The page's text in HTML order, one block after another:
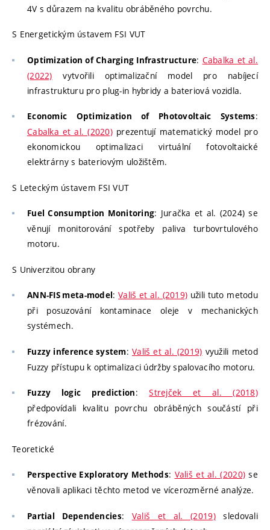
4V s důrazem na kvalitu obráběného povrchu.
S Energetickým ústavem FSI VUT
Optimization of Charging Infrastructure: Cabalka et al.
(2022) vytvořili optimalizační model pro nabíjecí
infrastrukturu pro plug-in hybridy a bateriová vozidla.
Economic Optimization of Photovoltaic Systems:
Cabalka et al. (2020)prezentují matematický model pro
ekonomickou optimalizaci virtuální fotovoltaické
elektrárny s bateriovým uložištěm.
S Leteckým ústavem FSI VUT
Fuel Consumption Monitoring: Juračka et al. (2024) se
věnují monitorování spotřeby paliva turbovrtulového
motoru.
S Univerzitou obrany
ANN-FIS meta-model :Vališ et al. (2019) užili tuto metodu
při posuzování kontaminace oleje v mechanických
systémech.
Fuzzy inference system: Vališ et al. (2019) využili metod
Fuzzy přístupu k optimalizaci údržby spalovacího motoru.
Fuzzy logic prediction:Strejček et al. (2018)
předpovídali kvalitu povrchu obráběných součástí při
frézování.
Teoretické
Perspective Exploratory Methods: Vališ et al. (2020) se
věnovali aplikaci těchto metod ve vícerozměrné analýze.
Partial Dependencies: Vališ et al. (2019)sledovali